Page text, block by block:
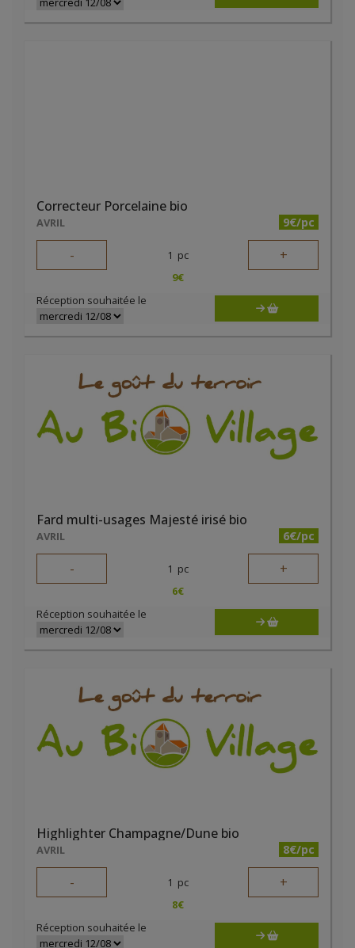
Correcteur Porcelaine bio
AVRIL 9€/pc
- 1 pc +
9€
Réception souhaitée le
Fard multi-usages Majesté irisé bio
AVRIL 6€/pc
- 1 pc +
6€
Réception souhaitée le
Highlighter Champagne/Dune bio
AVRIL 8€/pc
- 1 pc +
8€
Réception souhaitée le